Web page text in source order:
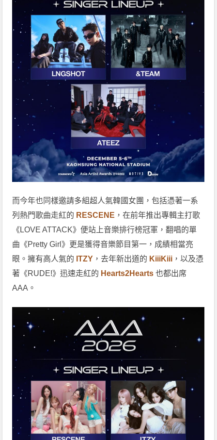
而今年也同樣邀請多組超人氣韓國女團，包括憑著一系
列熱門歌曲走紅的 RESCENE ，在前年推出專輯主打歌
《LOVE ATTACK》便站上音樂排行榜冠軍，翻唱的單
曲《Pretty Girl》更是獲得音樂節目第一，成績相當亮
眼。擁有高人氣的 ITZY ，去年新出道的 KiiiKiii ，以及憑
著《RUDE!》迅速走紅的 Hearts2Hearts也都出席
AAA。